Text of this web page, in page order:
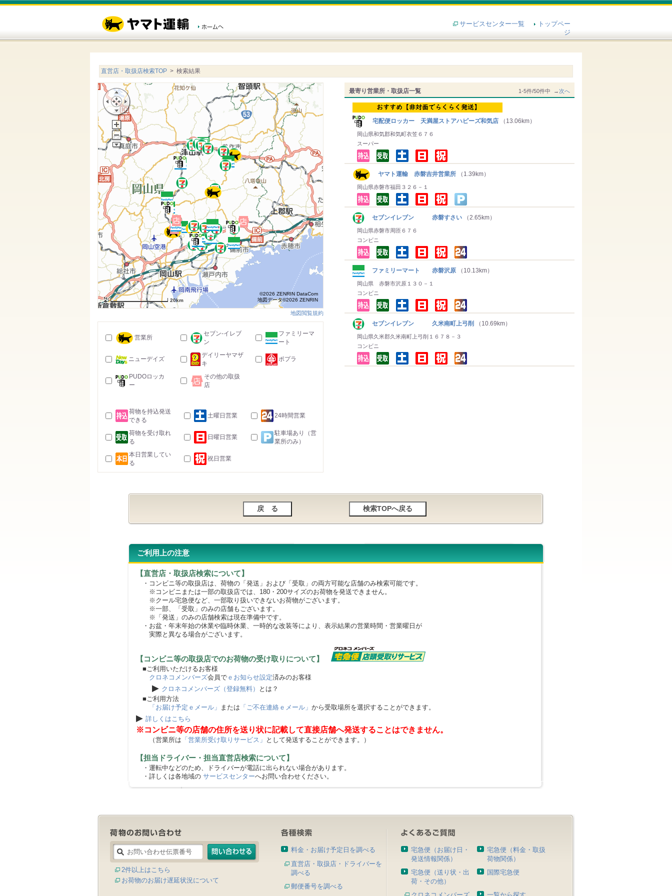
サービスセンター一覧
トップペー
ジ
直営店・取扱店検索TOP > 検索結果
最寄り営業所・取扱店一覧 1-5件/50件中 →次へ
宅配便ロッカー 天満屋ストアハピーズ和気店 （13.06km）
岡山県和気郡和気町衣笠６７６
スーパー
ヤマト運輸 赤磐吉井営業所 （1.39km）
岡山県赤磐市福田３２６－１
セブンイレブン 赤磐すさい （2.65km）
岡山県赤磐市周匝６７６
コンビニ
ファミリーマート 赤磐沢原 （10.13km）
岡山県 赤磐市沢原１３０－１
コンビニ
セブンイレブン 久米南町上弓削 （10.69km）
岡山県久米郡久米南町上弓削１６７８－３
コンビニ
20km
©2026 ZENRIN DataCom
地図データ©2026 ZENRIN
地図閲覧規約
営業所
セブン-イレブ
ン
ファミリーマ
ート
ニューデイズ
デイリーヤマザ
キ
ポプラ
PUDOロッカ
ー
その他の取扱
店
荷物を持込発送
できる
土曜日営業 24時間営業
荷物を受け取れ
る
日曜日営業
駐車場あり（営
業所のみ）
本日営業してい
る
祝日営業
ご利用上の注意
【直営店・取扱店検索について】
・コンビニ等の取扱店は、荷物の「発送」および「受取」の両方可能な店舗のみ検索可能です。
※コンビニまたは一部の取扱店では、180・200サイズのお荷物を発送できません。
※クール宅急便など、一部取り扱いできないお荷物がございます。
※一部、「受取」のみの店舗もございます。
※「発送」のみの店舗検索は現在準備中です。
・お盆・年末年始の休業や臨時休業、一時的な改装等により、表示結果の営業時間・営業曜日が
実際と異なる場合がございます。
【コンビニ等の取扱店でのお荷物の受け取りについて】
■ご利用いただけるお客様
クロネコメンバーズ会員で ｅお知らせ設定済みのお客様
▶ クロネコメンバーズ（登録無料）
とは？
■ご利用方法
「お届け予定ｅメール」 または 「ご不在連絡ｅメール」 から受取場所を選択することができます。
▶ 詳しくはこちら
※コンビニ等の店舗の住所を送り状に記載して直接店舗へ発送することはできません。
（営業所は 「営業所受け取りサービス」 として発送することができます。）
【担当ドライバー・担当直営店検索について】
・運転中などのため、ドライバーが電話に出られない場合があります。
・詳しくは各地域の サービスセンターへお問い合わせください。
2件以上はこちら
お荷物のお届け遅延状況について
料金・お届け予定日を調べる
直営店・取扱店・ドライバーを
調べる
郵便番号を調べる
宅急便（お届け日・
発送情報関係）
宅急便（料金・取扱
荷物関係）
宅急便（送り状・出
荷・その他）
国際宅急便